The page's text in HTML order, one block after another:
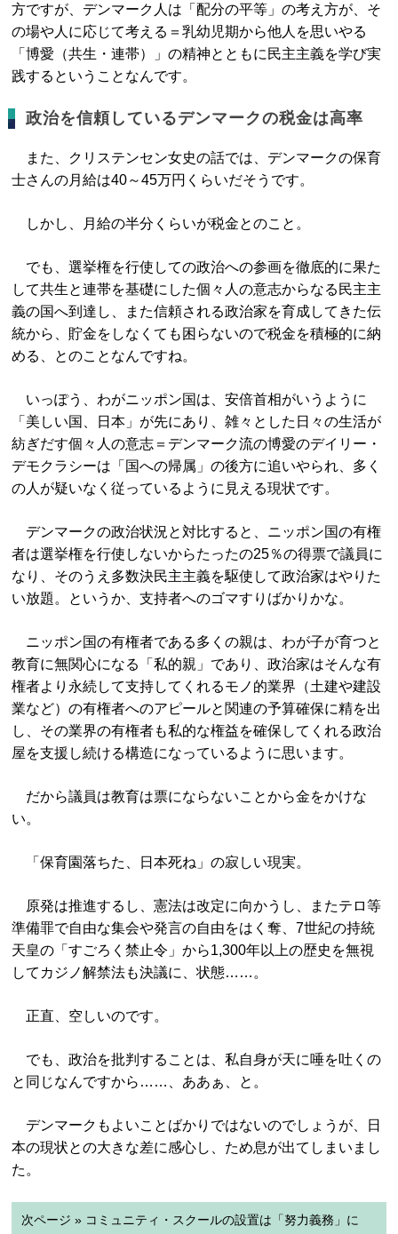
方ですが、デンマーク人は「配分の平等」の考え方が、そ
の場や人に応じて考える＝乳幼児期から他人を思いやる
「博愛（共生・連帯）」の精神とともに民主主義を学び実
践するということなんです。
政治を信頼しているデンマークの税金は高率
また、クリステンセン女史の話では、デンマークの保育
士さんの月給は40～45万円くらいだそうです。
しかし、月給の半分くらいが税金とのこと。
でも、選挙権を行使しての政治への参画を徹底的に果た
して共生と連帯を基礎にした個々人の意志からなる民主主
義の国へ到達し、また信頼される政治家を育成してきた伝
統から、貯金をしなくても困らないので税金を積極的に納
める、とのことなんですね。
いっぽう、わがニッポン国は、安倍首相がいうように
「美しい国、日本」が先にあり、雑々とした日々の生活が
紡ぎだす個々人の意志＝デンマーク流の博愛のデイリー・
デモクラシーは「国への帰属」の後方に追いやられ、多く
の人が疑いなく従っているように見える現状です。
デンマークの政治状況と対比すると、ニッポン国の有権
者は選挙権を行使しないからたったの25％の得票で議員に
なり、そのうえ多数決民主主義を駆使して政治家はやりた
い放題。というか、支持者へのゴマすりばかりかな。
ニッポン国の有権者である多くの親は、わが子が育つと
教育に無関心になる「私的親」であり、政治家はそんな有
権者より永続して支持してくれるモノ的業界（土建や建設
業など）の有権者へのアピールと関連の予算確保に精を出
し、その業界の有権者も私的な権益を確保してくれる政治
屋を支援し続ける構造になっているように思います。
だから議員は教育は票にならないことから金をかけな
い。
「保育園落ちた、日本死ね」の寂しい現実。
原発は推進するし、憲法は改定に向かうし、またテロ等
準備罪で自由な集会や発言の自由をはく奪、7世紀の持統
天皇の「すごろく禁止令」から1,300年以上の歴史を無視
してカジノ解禁法も決議に、状態……。
正直、空しいのです。
でも、政治を批判することは、私自身が天に唾を吐くの
と同じなんですから……、ああぁ、と。
デンマークもよいことばかりではないのでしょうが、日
本の現状との大きな差に感心し、ため息が出てしまいまし
た。
次ページ » コミュニティ・スクールの設置は「努力義務」に